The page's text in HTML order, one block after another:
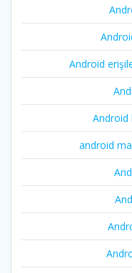
Android
Android
android